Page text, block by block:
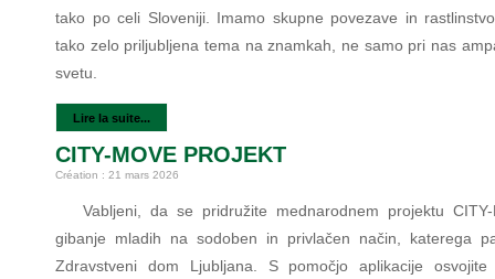
tako po celi Sloveniji. Imamo skupne povezave in
tako zelo priljubljena tema na znamkah, ne samo pri nas
svetu.
Lire la suite...
CITY-MOVE PROJEKT
Création : 21 mars 2026
Vabljeni, da se pridružite mednarodnem projektu
gibanje mladih na sodoben in privlačen način, katerega
Zdravstveni dom Ljubljana. S pomočjo aplikacije osvojite